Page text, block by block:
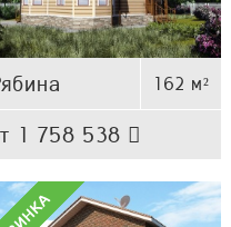
162 м²
1 758 538